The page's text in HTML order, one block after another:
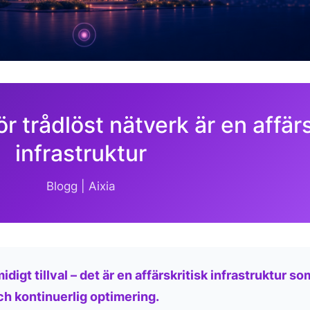
trådlöst nätverk är en
infrastruktur
Blogg | Aixia
tillval – det är en affärskritisk infrastruktur
kontinuerlig optimering.